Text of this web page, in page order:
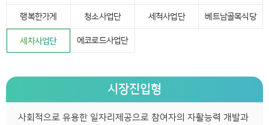
행복한가게 청소사업단 세척사업단 베트남골목식당
세차사업단 에코로드사업단
시장진입형
사회적으로 유용한 일자리제공으로 참여자의 자활능력 개발과